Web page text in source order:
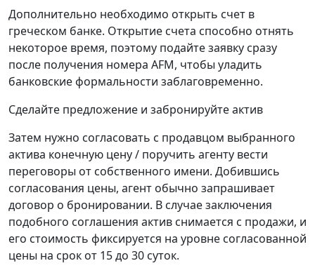
Дополнительно необходимо открыть счет в
греческом банке. Открытие счета способно отнять
некоторое время, поэтому подайте заявку сразу
после получения номера AFM, чтобы уладить
банковские формальности заблаговременно.
Сделайте предложение и забронируйте актив
Затем нужно согласовать с продавцом выбранного
актива конечную цену / поручить агенту вести
переговоры от собственного имени. Добившись
согласования цены, агент обычно запрашивает
договор о бронировании. В случае заключения
подобного соглашения актив снимается с продажи, и
его стоимость фиксируется на уровне согласованной
цены на срок от 15 до 30 суток.